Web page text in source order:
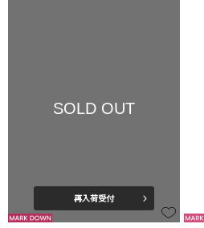
SOLD OUT
再入荷受付